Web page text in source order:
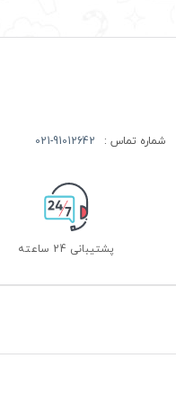
شماره تماس : 021-91012642
پشتیبانی 24 ساعته